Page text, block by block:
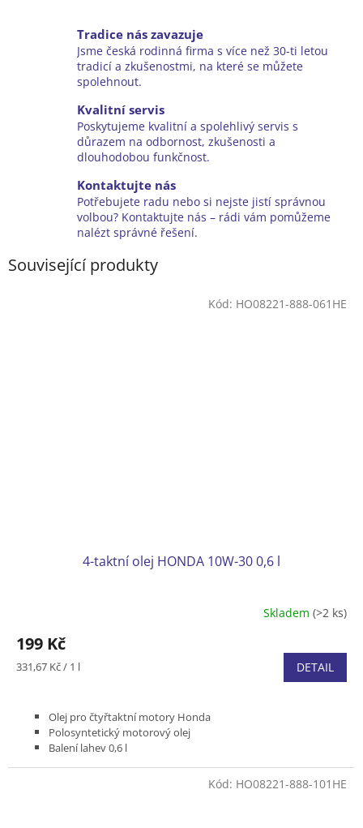
Tradice nás zavazuje
Jsme česká rodinná firma s více než 30-ti letou
tradicí a zkušenostmi, na které se můžete
spolehnout.
Kvalitní servis
Poskytujeme kvalitní a spolehlivý servis s
důrazem na odbornost, zkušenosti a
dlouhodobou funkčnost.
Kontaktujte nás
Potřebujete radu nebo si nejste jistí správnou
volbou? Kontaktujte nás – rádi vám pomůžeme
nalézt správné řešení.
Související produkty
4-taktní olej HONDA 10W-30 0,6 l
Skladem (>2 ks)
199 Kč
Měrná
331,67 Kč / 1 l DETAIL
Olej pro čtyřtaktní motory Honda
Polosyntetický motorový olej
Balení lahev 0,6 l
Kód: HO08221-888-061HE
Kód: HO08221-888-101HE